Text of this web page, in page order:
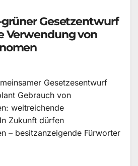
grüner Gesetzentwurf
Verwendung von
Gesetzesentwurf
Gebrauch von
weitreichende
Zukunft dürfen
– besitzanzeigende Fürworter